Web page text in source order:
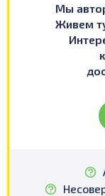
Мы
Живем